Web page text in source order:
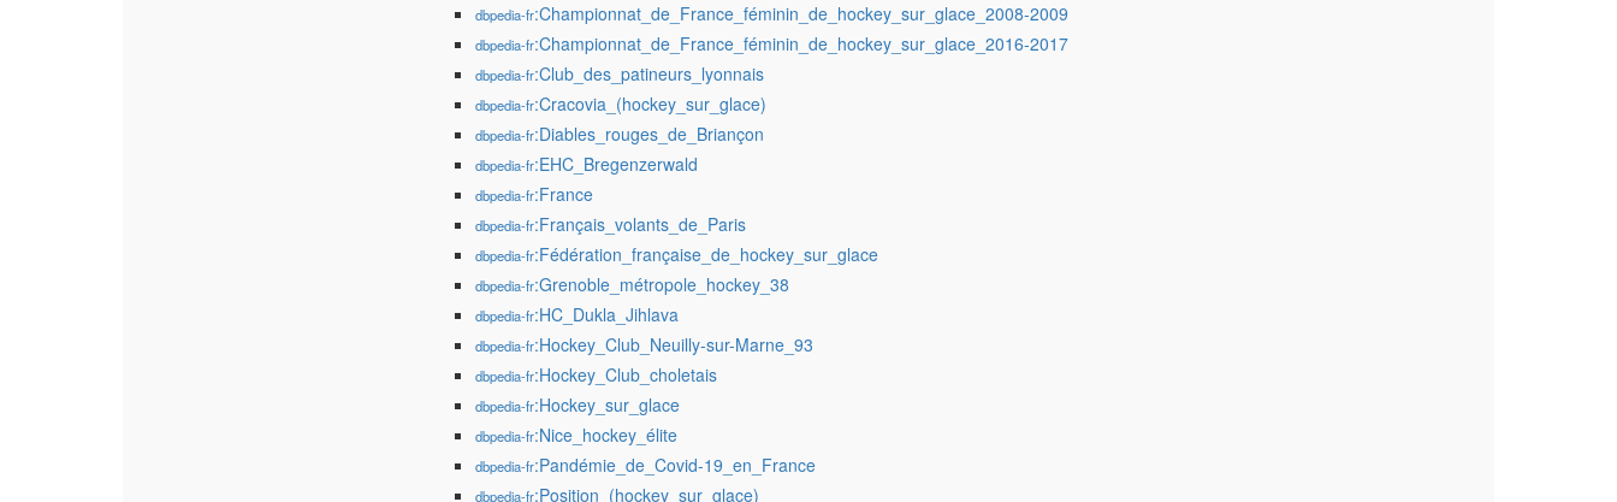
dbpedia-fr:Championnat_de_France_féminin_de_hockey_sur_glace_2008-2009
dbpedia-fr:Championnat_de_France_féminin_de_hockey_sur_glace_2016-2017
dbpedia-fr:Club_des_patineurs_lyonnais
dbpedia-fr:Cracovia_(hockey_sur_glace)
dbpedia-fr:Diables_rouges_de_Briançon
dbpedia-fr:EHC_Bregenzerwald
dbpedia-fr:France
dbpedia-fr:Français_volants_de_Paris
dbpedia-fr:Fédération_française_de_hockey_sur_glace
dbpedia-fr:Grenoble_métropole_hockey_38
dbpedia-fr:HC_Dukla_Jihlava
dbpedia-fr:Hockey_Club_Neuilly-sur-Marne_93
dbpedia-fr:Hockey_Club_choletais
dbpedia-fr:Hockey_sur_glace
dbpedia-fr:Nice_hockey_élite
dbpedia-fr:Pandémie_de_Covid-19_en_France
dbpedia-fr:Position_(hockey_sur_glace)